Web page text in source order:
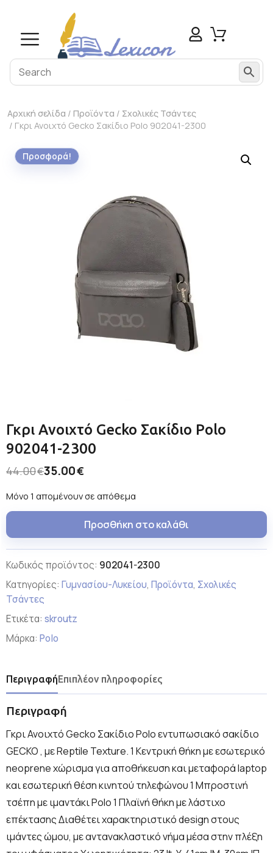
Αρχική σελίδα / Προϊόντα / Σχολικές Τσάντες
/ Γκρι Ανοιχτό Gecko Σακίδιο Polo 902041-2300
Προσφορά!
Γκρι Ανοιχτό Gecko Σακίδιο Polo
902041-2300
44.00€35.00€
Μόνο 1 απομένουν σε απόθεμα
Προσθήκη στο καλάθι
Κωδικός προϊόντος: 902041-2300
Κατηγορίες: Γυμνασίου-Λυκείου, Προϊόντα, Σχολικές
Τσάντες
Ετικέτα: skroutz
Μάρκα: Polo
ΠεριγραφήΕπιπλέον πληροφορίες
Περιγραφή
Γκρι Ανοιχτό Gecko Σακίδιο Polo εντυπωσιακό σακίδιο
GECKO , με Reptile Texture. 1 Κεντρική θήκη με εσωτερικό
neoprene χώρισμα για αποθήκευση και μεταφορά laptop
και εσωτερική θέση κινητού τηλεφώνου 1 Μπροστινή
τσέπη με ιμαντάκι Polo 1 Πλαϊνή θήκη με λάστιχο
επέκτασης Διαθέτει χαρακτηριστικό design στους
ιμάντες ώμου, με αντανακλαστικό νήμα μέσα στην πλέξη